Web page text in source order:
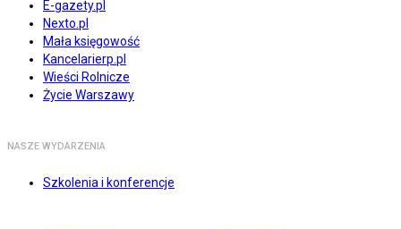
E-gazety.pl
Nexto.pl
Mała księgowość
Kancelarierp.pl
Wieści Rolnicze
Życie Warszawy
NASZE WYDARZENIA
Szkolenia i konferencje